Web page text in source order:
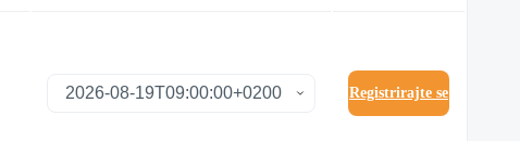
Registrirajte se